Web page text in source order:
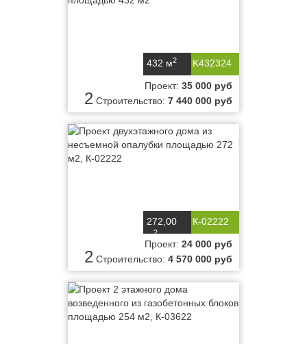
K432324
432 м2
2
Проект: 35 000 руб
Строительство: 7 440 000 руб
К-02222
272,00
м2
2
Проект: 24 000 руб
Строительство: 4 570 000 руб